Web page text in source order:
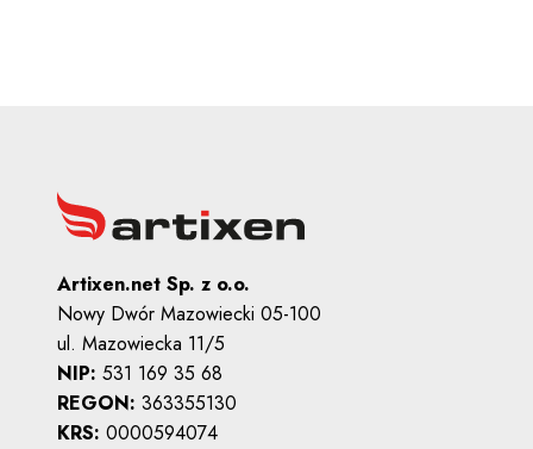
Artixen.net Sp. z o.o.
Nowy Dwór Mazowiecki 05-100
ul. Mazowiecka 11/5
NIP: 531 169 35 68
REGON: 363355130
KRS: 0000594074